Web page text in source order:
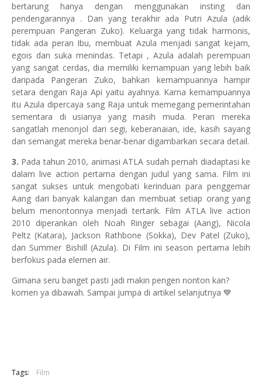
bertarung hanya dengan menggunakan insting dan
pendengarannya . Dan yang terakhir ada Putri Azula (adik
perempuan Pangeran Zuko). Keluarga yang tidak harmonis,
tidak ada peran Ibu, membuat Azula menjadi sangat kejam,
egois dan suka menindas. Tetapi , Azula adalah perempuan
yang sangat cerdas, dia memiliki kemampuan yang lebih baik
daripada Pangeran Zuko, bahkan kemampuannya hampir
setara dengan Raja Api yaitu ayahnya. Karna kemampuannya
itu Azula dipercaya sang Raja untuk memegang pemerintahan
sementara di usianya yang masih muda. Peran mereka
sangatlah menonjol dari segi, keberanaian, ide, kasih sayang
dan semangat mereka benar-benar digambarkan secara detail.
3. Pada tahun 2010, animasi ATLA sudah pernah diadaptasi ke
dalam live action pertama dengan judul yang sama. Film ini
sangat sukses untuk mengobati kerinduan para penggemar
Aang dari banyak kalangan dan membuat setiap orang yang
belum menontonnya menjadi tertarik. Film ATLA live action
2010 diperankan oleh Noah Ringer sebagai (Aang), Nicola
Peltz (Katara), Jackson Rathbone (Sokka), Dev Patel (Zuko),
dan Summer Bishill (Azula). Di Film ini season pertama lebih
berfokus pada elemen air.
Gimana seru banget pasti jadi makin pengen nonton kan?
komen ya dibawah. Sampai jumpa di artikel selanjutnya 💙
Tags: Film